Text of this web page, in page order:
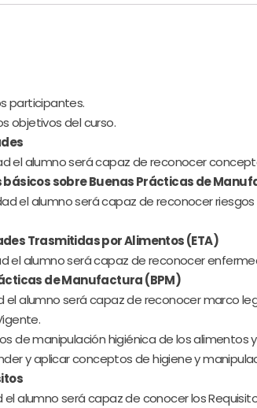
participantes.
objetivos del curso.
el alumno será capaz de reconocer
básicos sobre Buenas Prácticas de
el alumno será capaz de reconocer
Trasmitidas por Alimentos (ETA)
el alumno será capaz de reconocer
de Manufactura (BPM)
el alumno será capaz de reconocer marco
de manipulación higiénica de los alimentos y
y aplicar conceptos de higiene y
el alumno será capaz de conocer los